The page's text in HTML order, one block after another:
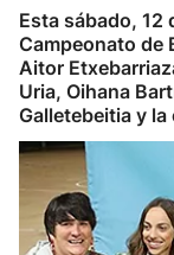
Esta sábado, 12
Campeonato de
Aitor
Uria, Oihana
Galletebeitia y la